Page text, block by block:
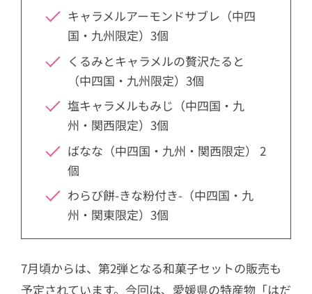
キャラメルアーモンドサブレ（中四
国・九州限定）3個
くるみとキャラメルの贅沢たると
（中四国・九州限定）3個
塩キャラメルもみじ（中四国・九
州・関西限定）3個
ばなな（中四国・九州・関西限定） 2
個
わらび餅-きな粉付き-（中四国・九
州・関東限定）3個
7月頃からは、第2弾となる和菓子セットの販売も
予定されています。今回は、愛媛県の特産物「はだ